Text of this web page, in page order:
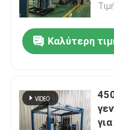
Καλύτερη